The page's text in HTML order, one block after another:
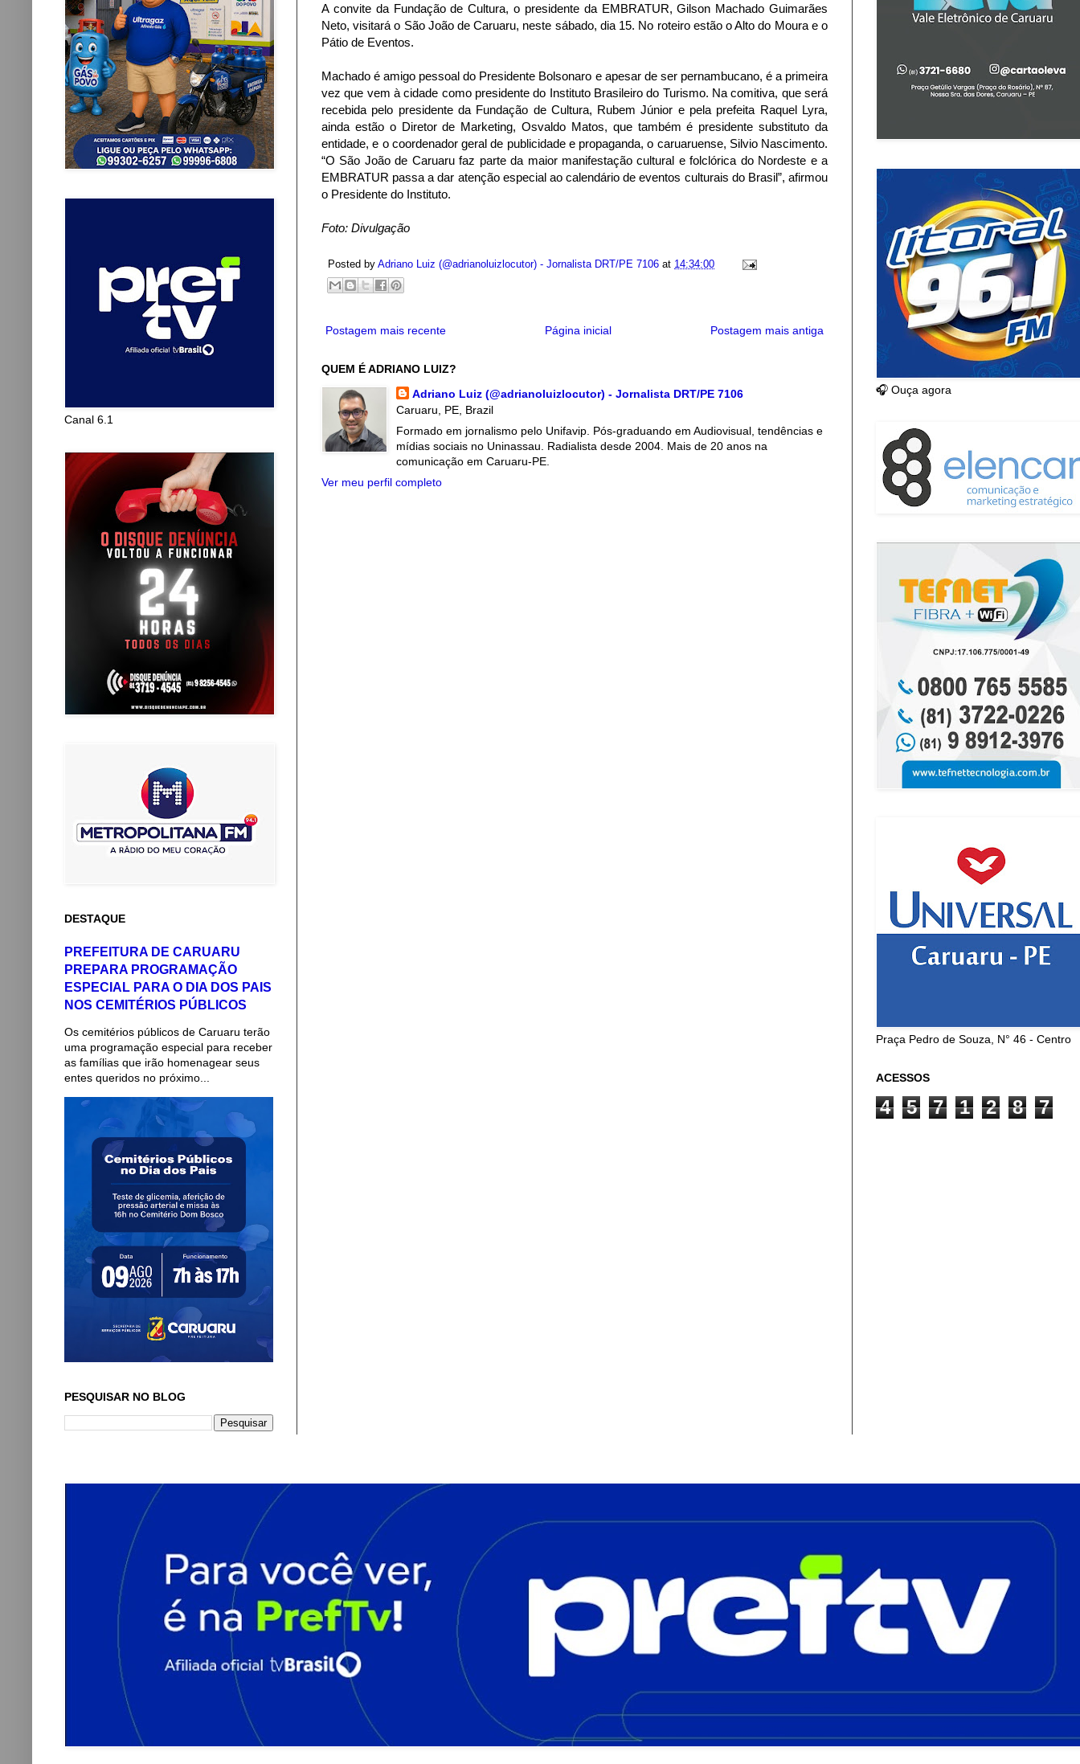
A convite da Fundação de Cultura, o presidente da EMBRATUR, Gilson Machado Guimarães
Neto, visitará o São João de Caruaru, neste sábado, dia 15. No roteiro estão o Alto do Moura e o
Pátio de Eventos.
Machado é amigo pessoal do Presidente Bolsonaro e apesar de ser pernambucano, é a primeira
vez que vem à cidade como presidente do Instituto Brasileiro do Turismo. Na comitiva, que será
recebida pelo presidente da Fundação de Cultura, Rubem Júnior e pela prefeita Raquel Lyra,
ainda estão o Diretor de Marketing, Osvaldo Matos, que também é presidente substituto da
entidade, e o coordenador geral de publicidade e propaganda, o caruaruense, Silvio Nascimento.
“O São João de Caruaru faz parte da maior manifestação cultural e folclórica do Nordeste e a
EMBRATUR passa a dar atenção especial ao calendário de eventos culturais do Brasil”, afirmou
o Presidente do Instituto.
Foto: Divulgação
Posted by Adriano Luiz (@adrianoluizlocutor) - Jornalista DRT/PE 7106 at 14:34:00
Postagem mais recente Postagem mais antiga
Página inicial
QUEM É ADRIANO LUIZ?
Adriano Luiz (@adrianoluizlocutor) - Jornalista DRT/PE 7106
Caruaru, PE, Brazil
Formado em jornalismo pelo Unifavip. Pós-graduando em Audiovisual, tendências e
mídias sociais no Uninassau. Radialista desde 2004. Mais de 20 anos na
comunicação em Caruaru-PE.
Ver meu perfil completo
Canal 6.1
DESTAQUE
PREFEITURA DE CARUARU
PREPARA PROGRAMAÇÃO
ESPECIAL PARA O DIA DOS PAIS
NOS CEMITÉRIOS PÚBLICOS
Os cemitérios públicos de Caruaru terão
uma programação especial para receber
as famílias que irão homenagear seus
entes queridos no próximo...
PESQUISAR NO BLOG
🎧 Ouça agora
Praça Pedro de Souza, N° 46 - Centro
ACESSOS
4 5 7 1 2 8 7